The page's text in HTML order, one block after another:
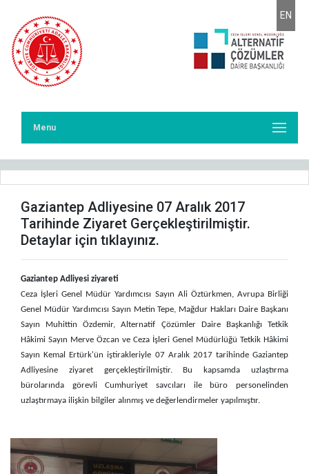
EN
Menu
Gaziantep Adliyesine 07 Aralık 2017
Tarihinde Ziyaret Gerçekleştirilmiştir.
Detaylar için tıklayınız.
Gaziantep Adliyesi ziyareti
Ceza İşleri Genel Müdür Yardımcısı Sayın Ali Öztürkmen, Avrupa Birliği
Genel Müdür Yardımcısı Sayın Metin Tepe, Mağdur Hakları Daire Başkanı
Sayın Muhittin Özdemir, Alternatif Çözümler Daire Başkanlığı Tetkik
Hâkimi Sayın Merve Özcan ve Ceza İşleri Genel Müdürlüğü Tetkik Hâkimi
Sayın Kemal Ertürk'ün iştirakleriyle 07 Aralık 2017 tarihinde Gaziantep
Adliyesine ziyaret gerçekleştirilmiştir. Bu kapsamda uzlaştırma
bürolarında görevli Cumhuriyet savcıları ile büro personelinden
uzlaştırmaya ilişkin bilgiler alınmış ve değerlendirmeler yapılmıştır.